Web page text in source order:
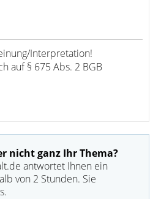
Interpretation!
auf § 675 Abs. 2 BGB
nicht ganz Ihr Thema?
antwortet Ihnen ein
von 2 Stunden. Sie